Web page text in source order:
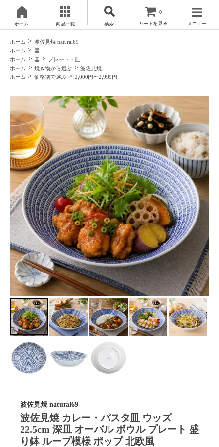
ホーム 商品一覧 検索
0
カートを見る メニュー
ホーム > 波佐見焼 natural69
ホーム > 器
ホーム > 器 > プレート・皿
ホーム > 焼き物から選ぶ > 波佐見焼
ホーム > 価格別で選ぶ > 2,000円〜2,999円
波佐見焼 natural69
波佐見焼 カレー・パスタ皿 ウッズ
22.5cm 深皿 オーバル ボウル プレート 盛
り鉢 ループ模様 ポップ 北欧風